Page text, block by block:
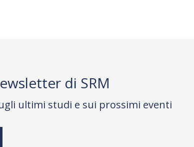
di SRM
ultimi studi e sui prossimi eventi